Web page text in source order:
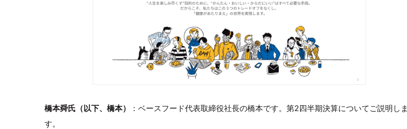
橋本舜氏（以下、橋本）
：ベースフード代表取締役社長の橋本です。第2四半期決算についてご説明しま
す。